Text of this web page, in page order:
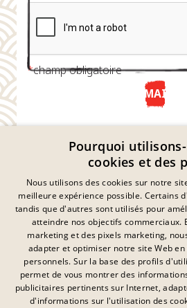
*champ obligatoire
ENVOYER
Déclaration De
Empreinte
Mentions
Contact
Pourquoi
cookies et des
Nous utilisons des cookies sur notre
meilleure expérience possible. Certains
tandis que d'autres sont utilisés pour
atteindre nos objectifs commerciaux.
marketing et des pixels marketing,
adapter et optimiser notre site Web
personnels. Sur la base des profils
permet de vous montrer des
publicitaires pertinents sur Internet,
d'informations sur l'utilisation des